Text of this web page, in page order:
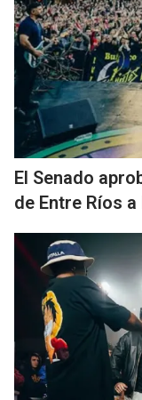
El Senado
de Entre Ríos